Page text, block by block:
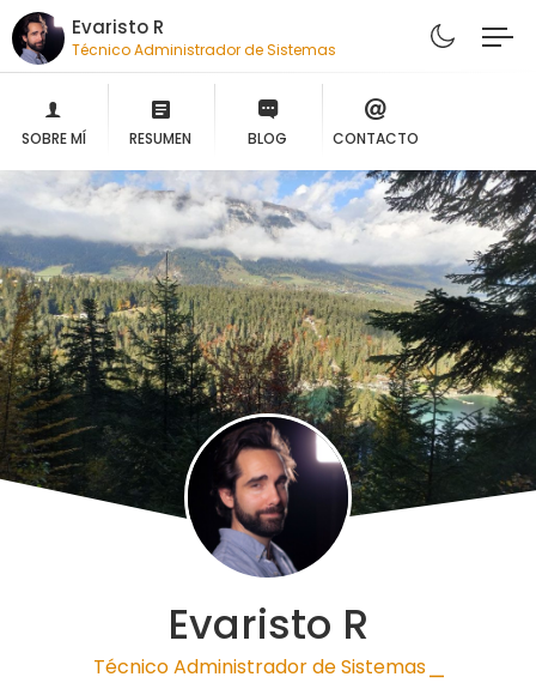
Evaristo R
Técnico Administrador de Sistemas
SOBRE MÍ RESUMEN BLOG CONTACTO
Evaristo R
Técnico Administrador de Sistemas |